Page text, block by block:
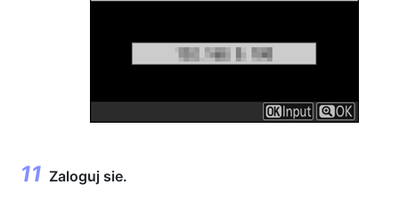
Zaloguj sie.